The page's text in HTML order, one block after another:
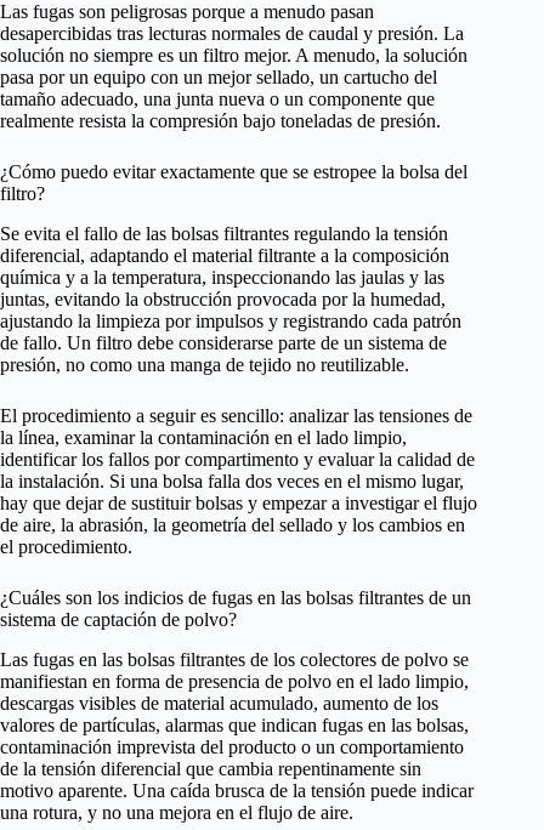
Las fugas son peligrosas porque a menudo pasan
desapercibidas tras lecturas normales de caudal y presión. La
solución no siempre es un filtro mejor. A menudo, la solución
pasa por un equipo con un mejor sellado, un cartucho del
tamaño adecuado, una junta nueva o un componente que
realmente resista la compresión bajo toneladas de presión.
¿Cómo puedo evitar exactamente que se estropee la bolsa del
filtro?
Se evita el fallo de las bolsas filtrantes regulando la tensión
diferencial, adaptando el material filtrante a la composición
química y a la temperatura, inspeccionando las jaulas y las
juntas, evitando la obstrucción provocada por la humedad,
ajustando la limpieza por impulsos y registrando cada patrón
de fallo. Un filtro debe considerarse parte de un sistema de
presión, no como una manga de tejido no reutilizable.
El procedimiento a seguir es sencillo: analizar las tensiones de
la línea, examinar la contaminación en el lado limpio,
identificar los fallos por compartimento y evaluar la calidad de
la instalación. Si una bolsa falla dos veces en el mismo lugar,
hay que dejar de sustituir bolsas y empezar a investigar el flujo
de aire, la abrasión, la geometría del sellado y los cambios en
el procedimiento.
¿Cuáles son los indicios de fugas en las bolsas filtrantes de un
sistema de captación de polvo?
Las fugas en las bolsas filtrantes de los colectores de polvo se
manifiestan en forma de presencia de polvo en el lado limpio,
descargas visibles de material acumulado, aumento de los
valores de partículas, alarmas que indican fugas en las bolsas,
contaminación imprevista del producto o un comportamiento
de la tensión diferencial que cambia repentinamente sin
motivo aparente. Una caída brusca de la tensión puede indicar
una rotura, y no una mejora en el flujo de aire.